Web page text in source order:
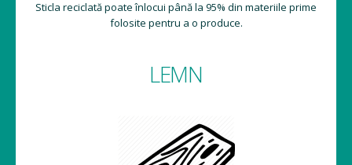
Sticla reciclată poate înlocui până la 95% din materiile prime
folosite pentru a o produce.
LEMN